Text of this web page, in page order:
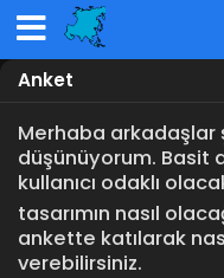
Anket
Merhaba arkadaşlar
düşünüyorum. Basit
kullanıcı odaklı
tasarımın nasıl
ankette katılarak
verebilirsiniz.